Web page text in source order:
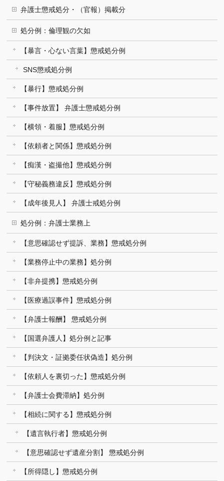
弁護士懲戒処分・（官報）掲載分
処分例：倫理観の欠如
【暴言・心ない言葉】懲戒処分例
SNS懲戒処分例
【暴行】懲戒処分例
【事件放置】 弁護士懲戒処分例
【横領・着服】懲戒処分例
【依頼者と関係】懲戒処分例
【痴漢・盗撮他】懲戒処分例
【守秘義務違反】懲戒処分例
【成年後見人】 弁護士戒処分例
処分例：弁護士業務上
【意思確認せず提訴、業務】懲戒処分例
【業務停止中の業務】処分例
【非弁提携】懲戒処分例
【医療過誤事件】懲戒処分例
【弁護士報酬】 懲戒処分例
【国選弁護人】処分例と記事
【判決文・証拠委任状偽造】処分例
【依頼人を裏切った】懲戒処分例
【弁護士会費滞納】処分例
【相続に関する】懲戒処分例
【遺言執行者】懲戒処分例
【意思確認せず遺産分割】 懲戒処分例
【所得隠し】懲戒処分例